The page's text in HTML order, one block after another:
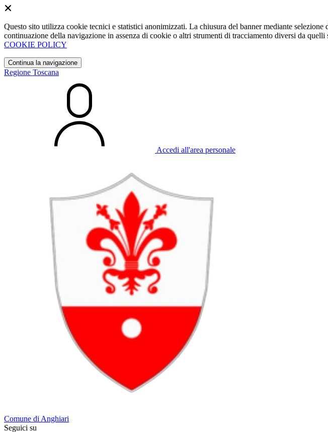
Questo sito utilizza cookie tecnici e statistici anonimizzati. La chiusura del banner mediante
continuazione della navigazione in assenza di cookie o altri strumenti di tracciamento diversi da quelli
COOKIE POLICY
Continua la navigazione
Regione Toscana
Accedi all'area personale
Comune di Anghiari
Seguici su